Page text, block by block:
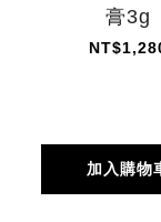
膏3g
加入購物